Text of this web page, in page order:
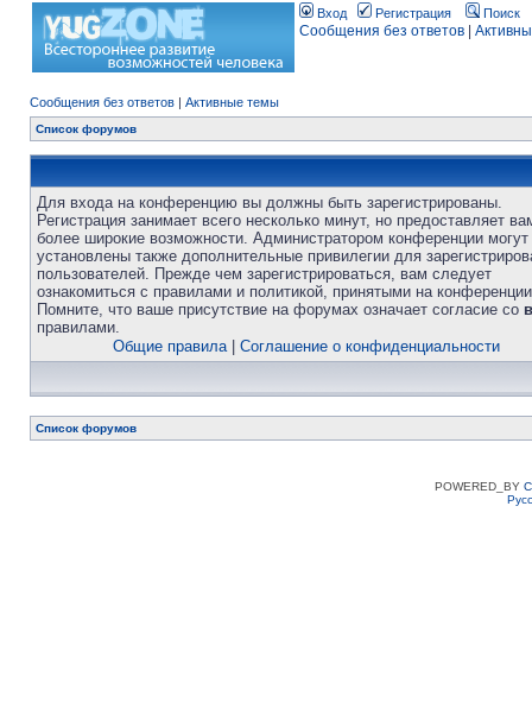
Вход Регистрация Поиск
Сообщения без ответов
Сообщения без ответов | Активные темы
Список форумов
Для входа на конференцию вы должны быть зарегистрированы.
Регистрация занимает всего несколько минут, но предоставляет
более широкие возможности. Администратором конференции
установлены также дополнительные привилегии для
пользователей. Прежде чем зарегистрироваться, вам следует
ознакомиться с правилами и политикой, принятыми на
Помните, что ваше присутствие на форумах означает согласие со
правилами.
Общие правила| Соглашение о конфиденциальности
Список форумов
POWERED_BY